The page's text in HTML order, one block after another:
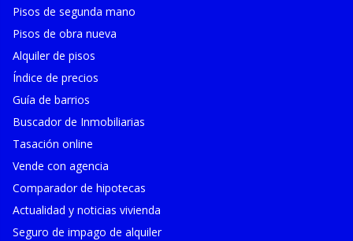
Pisos de segunda mano
Pisos de obra nueva
Alquiler de pisos
Índice de precios
Guía de barrios
Buscador de Inmobiliarias
Tasación online
Vende con agencia
Comparador de hipotecas
Actualidad y noticias vivienda
Seguro de impago de alquiler